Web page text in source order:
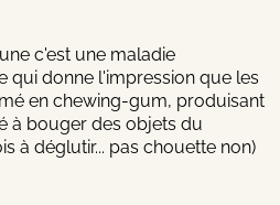
c'est une maladie
qui donne l'impression que les
en chewing-gum, produisant
à bouger des objets du
à déglutir... pas chouette non)